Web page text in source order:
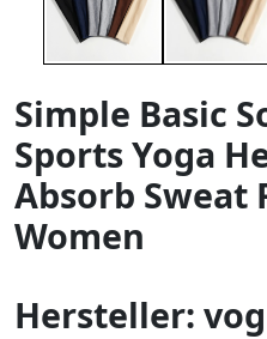
Simple Basic
Sports Yoga
Absorb Sweat
Women
Hersteller: